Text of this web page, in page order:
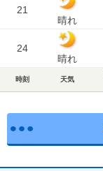
21
晴れ
24
晴れ
時刻 天気